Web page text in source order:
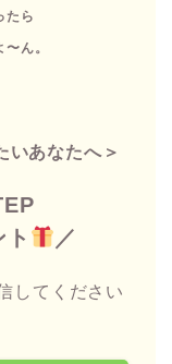
たら
ん。
いあなたへ＞
／
してください